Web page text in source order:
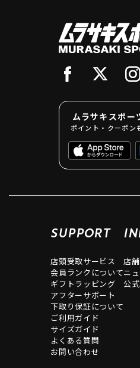
ムラサキスポー
ポイント・クーポン
SUPPORT
店頭受取サービス
会員ランクについて
ギフトラッピング
アフターサポート
下取り保証について
ご利用ガイド
サイズガイド
よくある質問
お問い合わせ
店
ニ
公